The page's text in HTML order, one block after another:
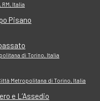
Italia
Pisano
di Torino, Italia
Metropolitana di Torino, Italia
e L’Assedio